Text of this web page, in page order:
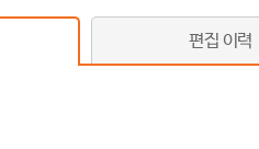
편집 이력